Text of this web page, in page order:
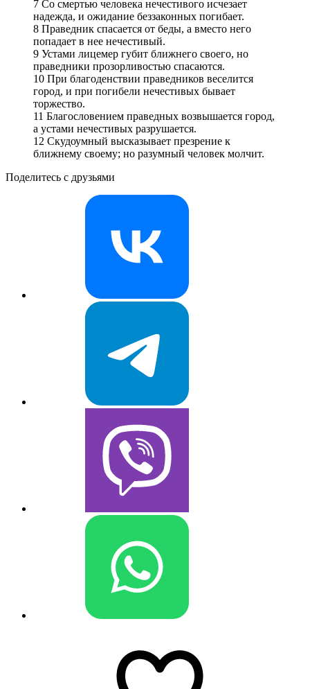
7 Со смертью человека нечестивого исчезает
надежда, и ожидание беззаконных погибает.
8 Праведник спасается от беды, а вместо него
попадает в нее нечестивый.
9 Устами лицемер губит ближнего своего, но
праведники прозорливостью спасаются.
10 При благоденствии праведников веселится
город, и при погибели нечестивых бывает
торжество.
11 Благословением праведных возвышается город,
а устами нечестивых разрушается.
12 Скудоумный высказывает презрение к
ближнему своему; но разумный человек молчит.
Поделитесь с друзьями